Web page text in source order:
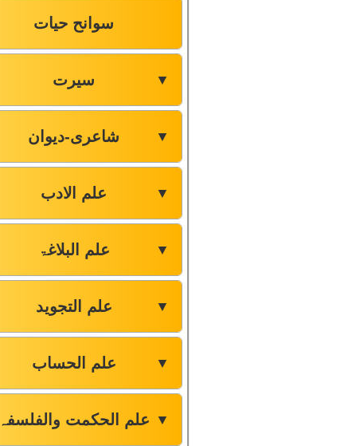
سوانح حیات
سیرت ▼
شاعری-دیوان ▼
علم الادب ▼
علم البلاغۃ ▼
علم التجوید ▼
علم الحساب ▼
علم الحکمت والفلسفہ ▼